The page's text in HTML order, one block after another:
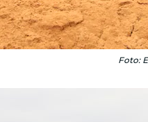
Foto: